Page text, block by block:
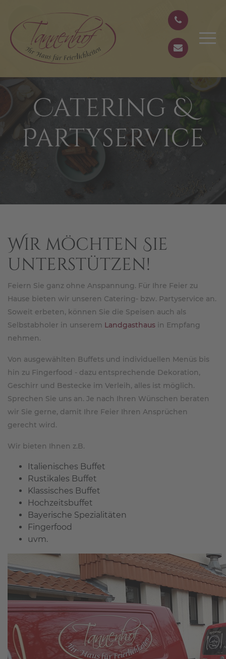
Catering &
Partyservice
Wir möchten Sie
unterstützen!
Feiern Sie ganz ohne Anspannung. Für Ihre Feier zu
Hause bieten wir unseren Catering- bzw. Partyservice an.
Soweit erbeten, können Sie die Speisen auch als
Selbstabholer in unserem Landgasthaus in Empfang
nehmen.
Von ausgewählten Buffets und individuellen Menüs bis
hin zu Fingerfood - dazu entsprechende Dekoration,
Geschirr und Bestecke im Verleih, alles ist möglich.
Sprechen Sie uns an. Je nach Ihren Wünschen beraten
wir Sie gerne, damit Ihre Feier Ihren Ansprüchen
gerecht wird.
Wir bieten Ihnen z.B.
Italienisches Buffet
Rustikales Buffet
Klassisches Buffet
Hochzeitsbuffet
Bayerische Spezialitäten
Fingerfood
uvm.